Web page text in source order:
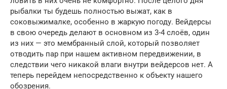
рыбалки ты будешь полностью выжат, как в
соковыжималке, особенно в жаркую погоду. Вейдерсы
в свою очередь делают в основном из 3-4 слоёв, один
из них — это мембранный слой, который позволяет
отводить пар при нашем активном передвижении, в
следствии чего никакой влаги внутри вейдерсов нет. А
теперь перейдем непосредственно к объекту нашего
обозрения.